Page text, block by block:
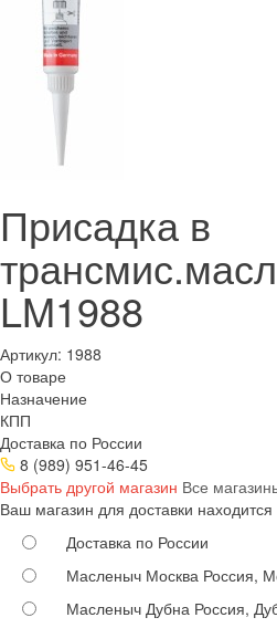
Присадка в
LM1988
Артикул: 1988
О товаре
Назначение
КПП
Доставка по России
8 (989) 951-46-45
Выбрать другой магазин Все
Ваш магазин для доставки
Доставка по России
Масленыч Москва Россия,
Масленыч Дубна Россия,